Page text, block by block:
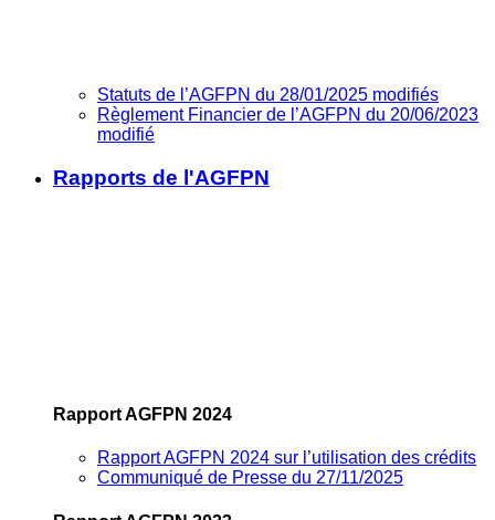
Statuts de l’AGFPN du 28/01/2025 modifiés
Règlement Financier de l’AGFPN du 20/06/2023
modifié
Rapports de l'AGFPN
Rapport AGFPN 2024
Rapport AGFPN 2024 sur l’utilisation des crédits
Communiqué de Presse du 27/11/2025